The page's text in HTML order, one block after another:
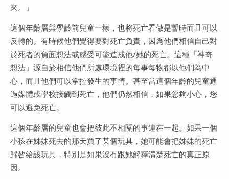
來。」
這個年齡層與學齡前兒童一樣，也將死亡看做是暫時而且可以
反轉的。有時候他們覺得要對死亡負責，因為他們相信自己對
於死者的負面想法或感受可能造成他/她的死亡。這種「神奇
想法」源自於相信他們所處環境裡的每事每物都以他們為中
心，而且他們可以掌控發生的事情。甚至當這個年齡的兒童通
過媒體或學校接觸到死亡，他們仍然相信，如果您夠小心，您
可以避免死亡。
這個年齡層的兒童也會把彼此不相關的事連在一起。如果一個
小孩在姊妹死去的那天買了某個玩具，她可能會把姊妹的死亡
歸咎給該玩具，特別是如果沒有跟她解釋清楚死亡的真正原
因。